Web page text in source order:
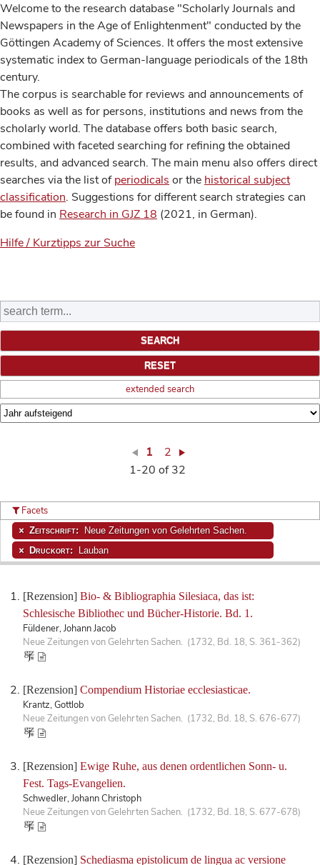
Welcome to the research database "Scholarly Journals and
Newspapers in the Age of Enlightenment" conducted by the
Göttingen Academy of Sciences. It offers the most extensive
systematic index to German-language periodicals of the 18th
century.
The corpus is searchable for reviews and announcements of
books as well as for persons, institutions and news from the
scholarly world. The database offers both basic search,
combined with faceted searching for refining the obtained
results, and advanced search. The main menu also offers direct
searches via the list ofperiodicals or the historical subject
classification. Suggestions for different search strategies can
be found in Research in GJZ 18 (2021, in German).
Hilfe / Kurztipps zur Suche
extended search
1
2
1-20 of 32
[Rezension] Bio- & Bibliographia Silesiaca, das ist:
Schlesische Bibliothec und Bücher-Historie. Bd. 1.
Füldener, Johann Jacob
Neue Zeitungen von Gelehrten Sachen. (1732, Bd. 18, S. 361-362)
[Rezension] Compendium Historiae ecclesiasticae.
Krantz, Gottlob
Neue Zeitungen von Gelehrten Sachen. (1732, Bd. 18, S. 676-677)
[Rezension] Ewige Ruhe, aus denen ordentlichen Sonn- u.
Fest. Tags-Evangelien.
Schwedler, Johann Christoph
Neue Zeitungen von Gelehrten Sachen. (1732, Bd. 18, S. 677-678)
[Rezension] Schediasma epistolicum de lingua ac versione
Facets
Zeitschrift: Neue Zeitungen von Gelehrten Sachen.
Druckort: Lauban